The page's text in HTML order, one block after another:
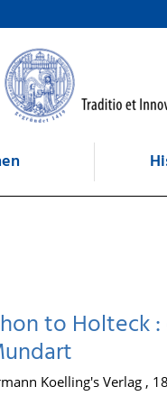
to Holteck
Koelling's Verlag ,